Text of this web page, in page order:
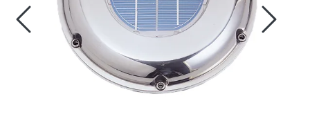
Motor/Styring
Fortøyning
Fritid/Sikkerhet